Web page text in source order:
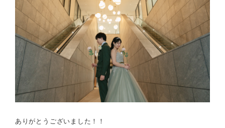
ありがとうございました！！